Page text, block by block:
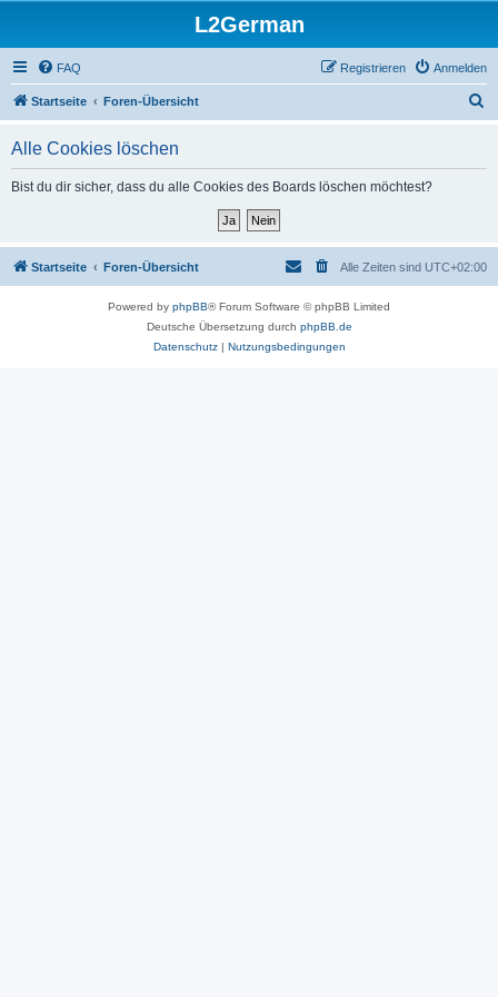
L2German
FAQ Anmelden
Registrieren
Startseite Foren-Übersicht
Alle Cookies löschen
Bist du dir sicher, dass du alle Cookies des Boards löschen möchtest?
Startseite Foren-Übersicht Alle Zeiten sind UTC+02:00
Powered by phpBB® Forum Software © phpBB Limited
Deutsche Übersetzung durch phpBB.de
Datenschutz| Nutzungsbedingungen